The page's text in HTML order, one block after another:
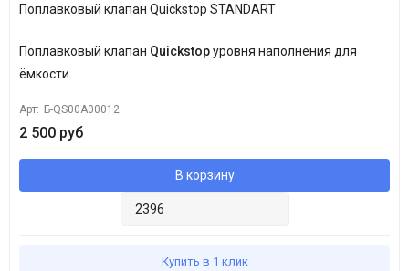
Поплавковый клапан Quickstop STANDART
Поплавковый клапан Quickstopуровня наполнения для
ёмкости.
Арт: Б-QS00A00012
2 500 руб
В корзину
Купить в 1 клик